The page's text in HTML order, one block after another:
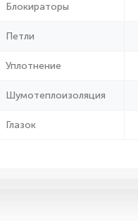
Блокираторы
Петли
Уплотнение
Шумотеплоизоляция
Глазок